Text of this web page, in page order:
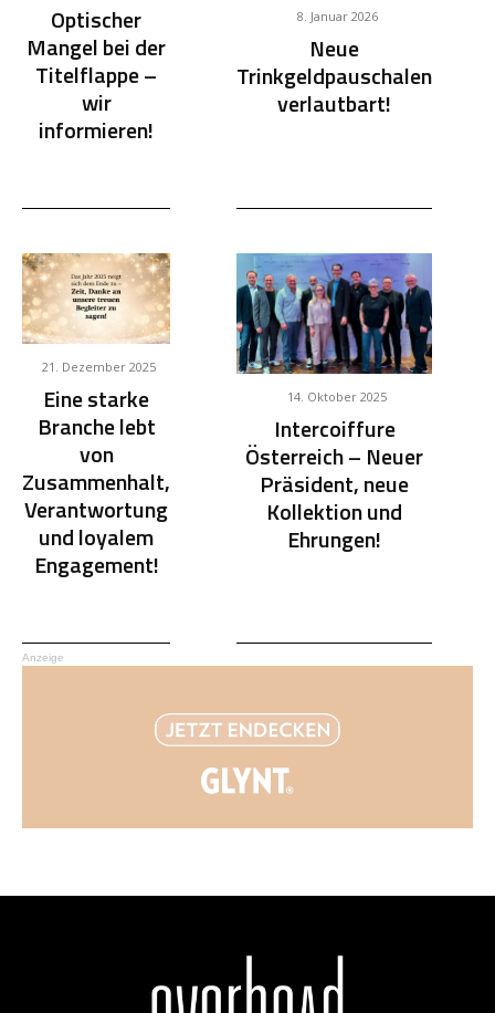
Optischer
Mangel bei der
Titelflappe –
wir
informieren!
8. Januar 2026
Neue
Trinkgeldpauschalen
verlautbart!
21. Dezember 2025
Eine starke
Branche lebt
von
Zusammenhalt,
Verantwortung
und loyalem
Engagement!
14. Oktober 2025
Intercoiffure
Österreich – Neuer
Präsident, neue
Kollektion und
Ehrungen!
Anzeige